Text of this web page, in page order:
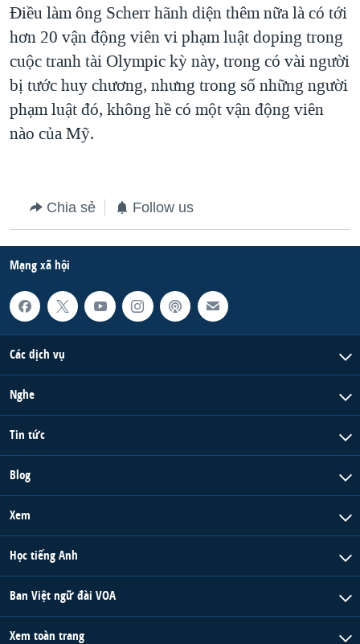
Điều làm ông Scherr hãnh diện thêm nữa là có tới
hơn 20 vận động viên vi phạm luật doping trong
cuộc tranh tài Olympic kỳ này, trong có vài người
bị tước huy chương, nhưng trong số những người
phạm luật đó, không hề có một vận động viên
nào của Mỹ.
Chia sẻ Follow us
Mạng xã hội
Các dịch vụ
Nghe
Tin tức
Blog
Xem
Học tiếng Anh
Ban Việt ngữ đài VOA
Xem toàn trang